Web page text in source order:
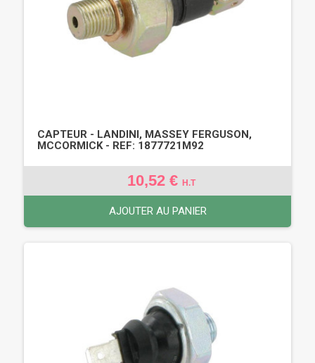
CAPTEUR - LANDINI, MASSEY FERGUSON,
MCCORMICK - REF: 1877721M92
10,52 € H.T
AJOUTER AU PANIER